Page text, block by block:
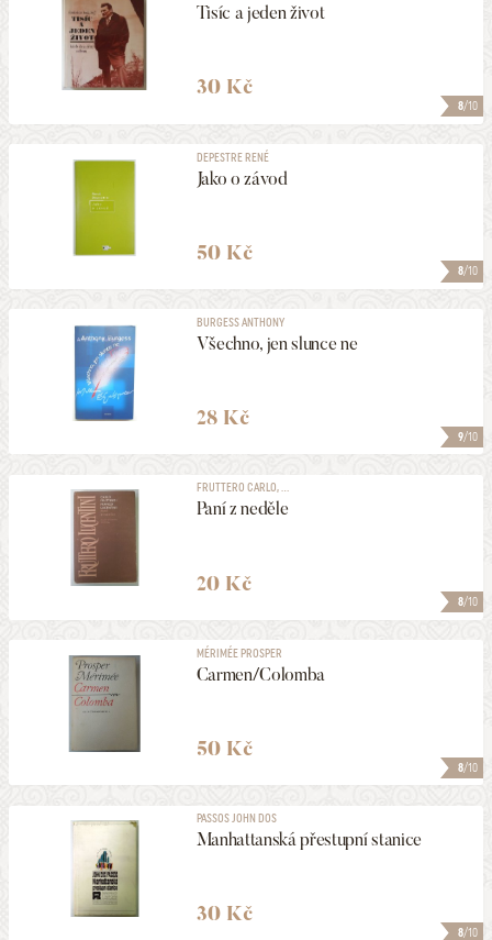
8/10
Tisíc a jeden život
30 Kč
8/10
DEPESTRE RENÉ
Jako o závod
50 Kč
9/10
BURGESS ANTHONY
Všechno, jen slunce ne
28 Kč
8/10
FRUTTERO CARLO, ...
Paní z neděle
20 Kč
8/10
MÉRIMÉE PROSPER
Carmen/Colomba
50 Kč
8/10
PASSOS JOHN DOS
Manhattanská přestupní stanice
30 Kč